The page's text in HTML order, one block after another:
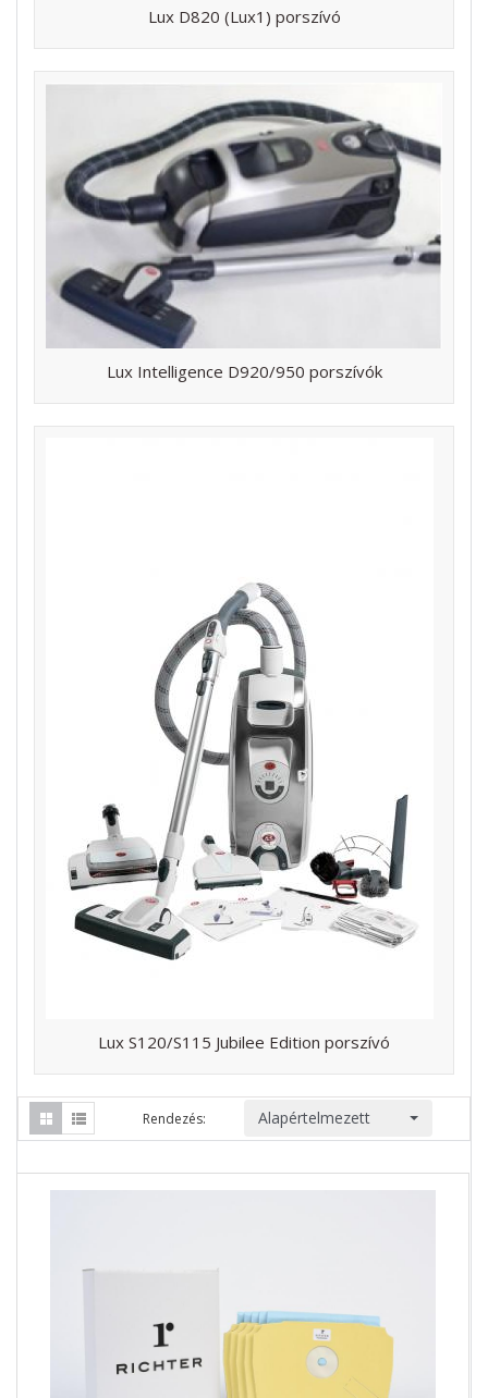
Lux D820 (Lux1) porszívó
Lux Intelligence D920/950 porszívók
Lux S120/S115 Jubilee Edition porszívó
Rendezés: Alapértelmezett